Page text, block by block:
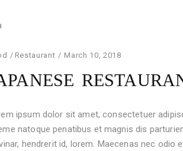
Restaurant March 10, 2018
ipsum dolor sit amet, consectetuer
natoque penatibus et magnis dis
hendrerit id, lorem. Maecenas nec odio